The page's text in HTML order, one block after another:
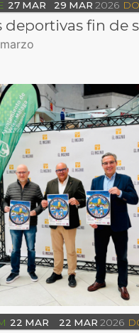
27 MAR 29 MAR 2026
fin de
22 MAR 22 MAR 2026